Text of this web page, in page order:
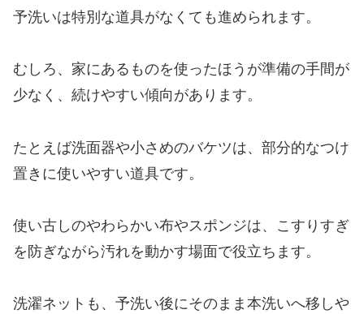
予洗いは特別な道具がなくても進められます。
むしろ、家にあるものを使ったほうが準備の手間が
少なく、続けやすい傾向があります。
たとえば洗面器や小さめのバケツは、部分的なつけ
置きに使いやすい道具です。
使い古しのやわらかい布やスポンジは、こすりすぎ
を防ぎながら汚れを動かす場面で役立ちます。
洗濯ネットも、予洗い後にそのまま本洗いへ移しや